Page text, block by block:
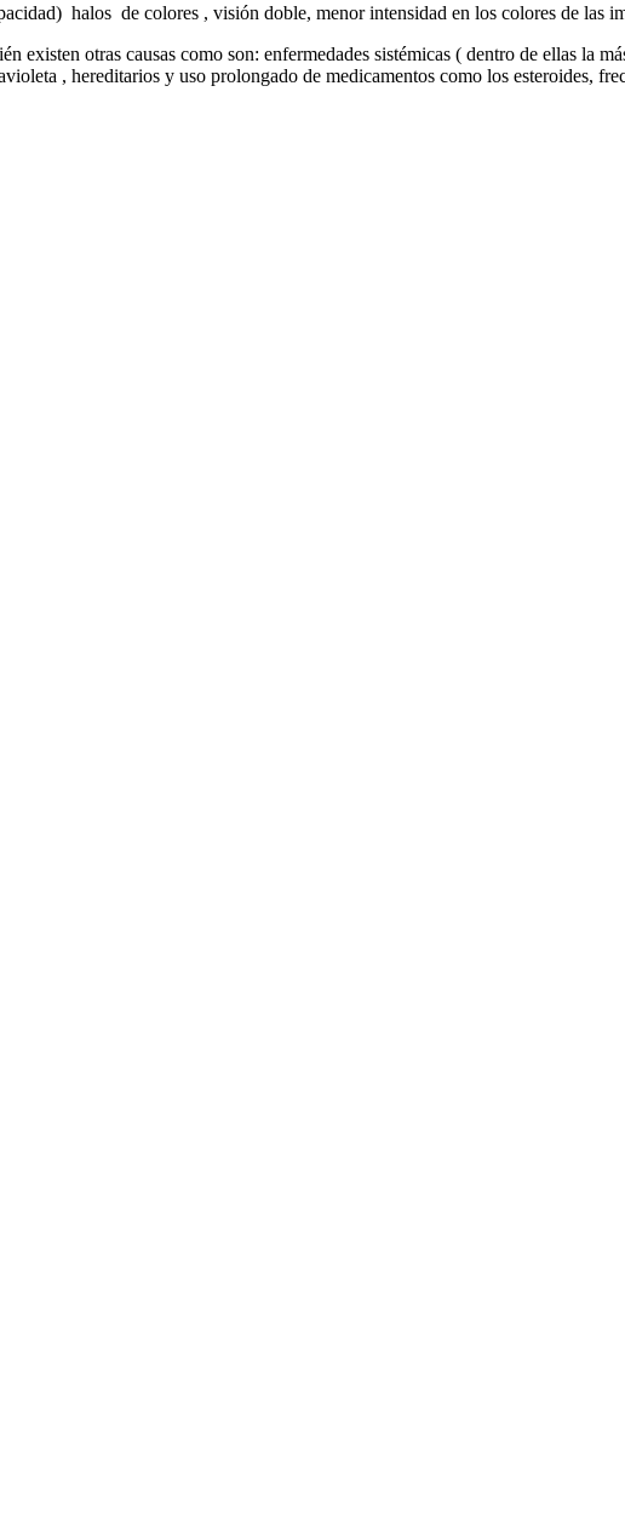
halos de colores , visión doble, menor intensidad en los colores de las
existen otras causas como son: enfermedades sistémicas ( dentro de ellas la
, hereditarios y uso prolongado de medicamentos como los esteroides,